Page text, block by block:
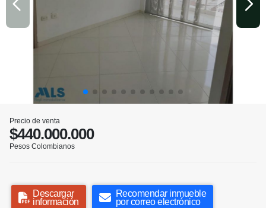
Precio de venta
$440.000.000
Pesos Colombianos
Descargar
información
Recomendar inmueble
por correo electrónico